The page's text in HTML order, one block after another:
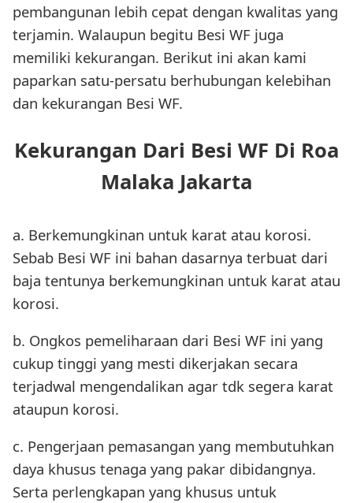
pembangunan lebih cepat dengan kwalitas yang
terjamin. Walaupun begitu Besi WF juga
memiliki kekurangan. Berikut ini akan kami
paparkan satu-persatu berhubungan kelebihan
dan kekurangan Besi WF.
Kekurangan Dari Besi WF Di Roa
Malaka Jakarta
a. Berkemungkinan untuk karat atau korosi.
Sebab Besi WF ini bahan dasarnya terbuat dari
baja tentunya berkemungkinan untuk karat atau
korosi.
b. Ongkos pemeliharaan dari Besi WF ini yang
cukup tinggi yang mesti dikerjakan secara
terjadwal mengendalikan agar tdk segera karat
ataupun korosi.
c. Pengerjaan pemasangan yang membutuhkan
daya khusus tenaga yang pakar dibidangnya.
Serta perlengkapan yang khusus untuk